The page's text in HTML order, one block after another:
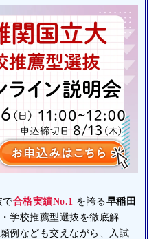
で合格実績No.1 を誇る早稲田
学校推薦型選抜を徹底解
例なども交えながら、入試